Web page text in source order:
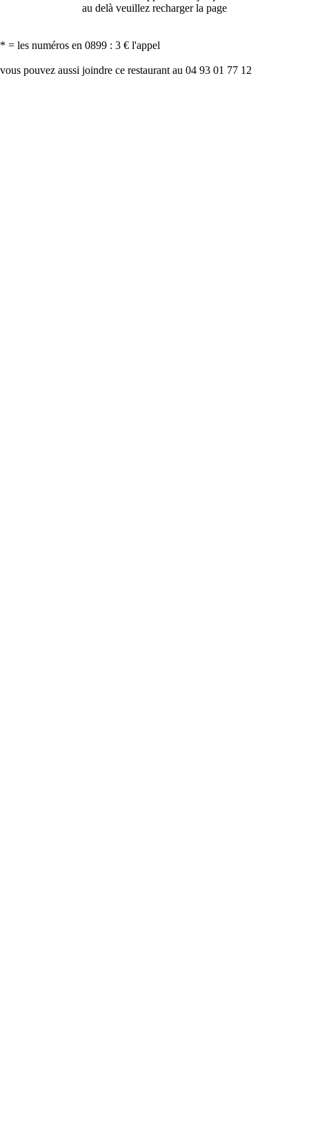
au delà veuillez recharger la page
* = les numéros en 0899 : 3 € l'appel
vous pouvez aussi joindre ce restaurant au 04 93 01 77 12